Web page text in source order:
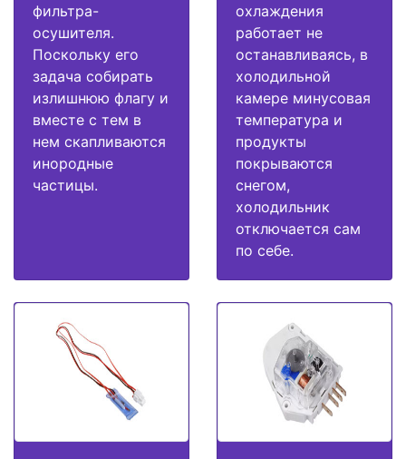
фильтра-
осушителя.
Поскольку его
задача собирать
излишнюю флагу и
вместе с тем в
нем скапливаются
инородные
частицы.
охлаждения
работает не
останавливаясь, в
холодильной
камере минусовая
температура и
продукты
покрываются
снегом,
холодильник
отключается сам
по себе.